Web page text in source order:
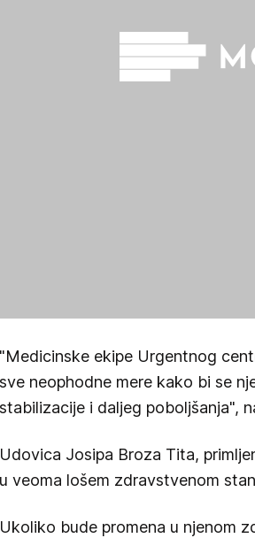
"Medicinske ekipe Urgentnog
sve neophodne mere kako bi se
stabilizacije i daljeg poboljšanja",
Udovica Josipa Broza Tita,
u veoma lošem zdravstvenom
Ukoliko bude promena u njenom